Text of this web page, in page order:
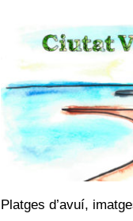
Platges d’avuí,